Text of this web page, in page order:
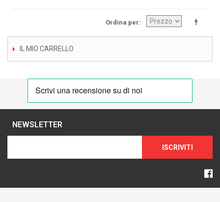
Ordina per
IL MIO CARRELLO
NEWSLETTER
ISCRIVITI